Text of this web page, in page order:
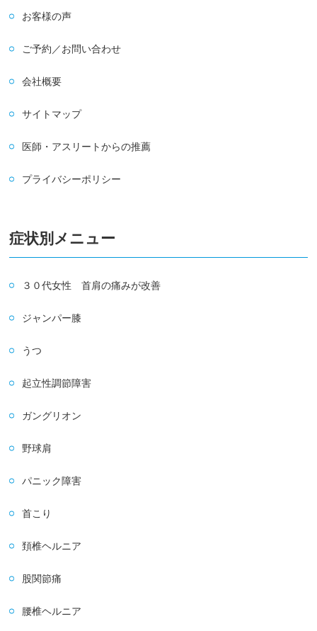
お客様の声
ご予約／お問い合わせ
会社概要
サイトマップ
医師・アスリートからの推薦
プライバシーポリシー
症状別メニュー
３０代女性 首肩の痛みが改善
ジャンパー膝
うつ
起立性調節障害
ガングリオン
野球肩
パニック障害
首こり
頚椎ヘルニア
股関節痛
腰椎ヘルニア